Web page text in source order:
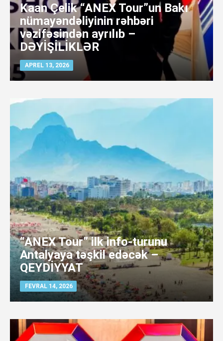
Kaan Çelik “ANEX Tour”un Bakı
nümayəndəliyinin rəhbəri
vəzifəsindən ayrılıb –
DƏYİŞİLİKLƏR
APREL 13, 2026
“ANEX Tour” ilk info-turunu
Antalyaya təşkil edəcək –
QEYDİYYAT
FEVRAL 14, 2026